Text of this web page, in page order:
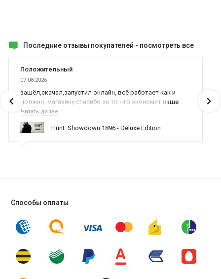
Последние отзывы покупателей - посмотреть все
Положительный
07.08.2026
зашёл,скачал,запустил онлайн, всё работает как и
должно, магазину спасибо за то что экономит наше
время,нервы и деньги, ребята вы красава оказываете
поддержку населению и походу из всех только вы и
оказываете помощь
Читать далее
Hunt: Showdown 1896 - Deluxe Edition
Способы оплаты